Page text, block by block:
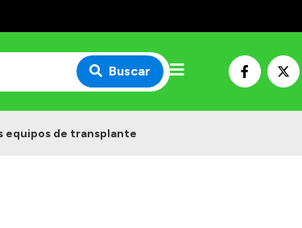
Buscar
equipos de transplante